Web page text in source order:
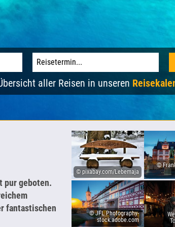
aller Reisen in unseren
pur geboten.
fantastischen
© pixabay.com/Lebemaja
© JFL Photography-
stock.adobe.com
©